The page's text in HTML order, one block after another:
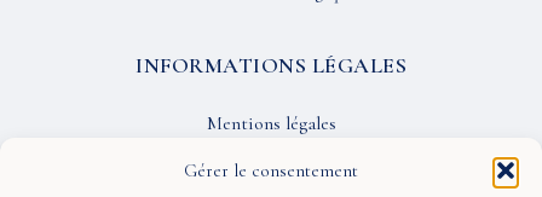
Gérer le consentement
INFORMATIONS LÉGALES
Mentions légales
Confidentialité